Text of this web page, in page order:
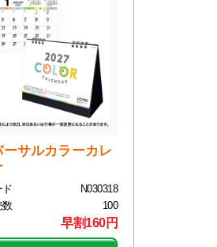
ーサルカラーカレ
ド
N030318
数
100
早割160円